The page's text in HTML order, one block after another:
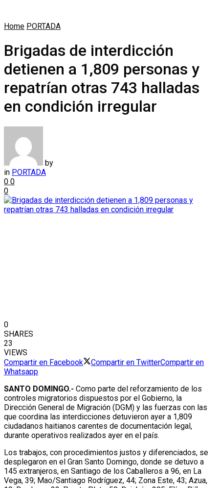
Home PORTADA
Brigadas de interdicción
detienen a 1,809 personas y
repatrían otras 743 halladas
en condición irregular
by
in PORTADA
0 0
0
0
SHARES
23
VIEWS
Compartir en Facebook
Compartir en TwitterCompartir en
Whatsapp
SANTO DOMINGO.- Como parte del reforzamiento de los
controles migratorios dispuestos por el Gobierno, la
Dirección General de Migración (DGM) y las fuerzas con las
que coordina las interdicciones detuvieron ayer a 1,809
ciudadanos haitianos carentes de documentación legal,
durante operativos realizados ayer en el país.
Los trabajos, con procedimientos justos y diferenciados, se
desplegaron en el Gran Santo Domingo, donde se detuvo a
145 extranjeros, en Santiago de los Caballeros a 96, en La
Vega, 39; Mao/Santiago Rodríguez, 44; Zona Este, 43; Azua,